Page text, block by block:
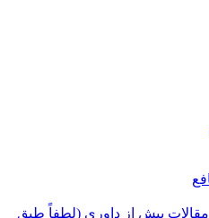
پیش از داوری (لطفاً طبق